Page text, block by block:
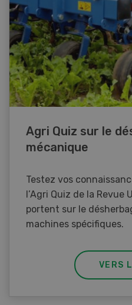
Agri Quiz sur le
mécanique
Testez vos
l’Agri Quiz de la Revue
portent sur le
machines spécifiques.
VERS